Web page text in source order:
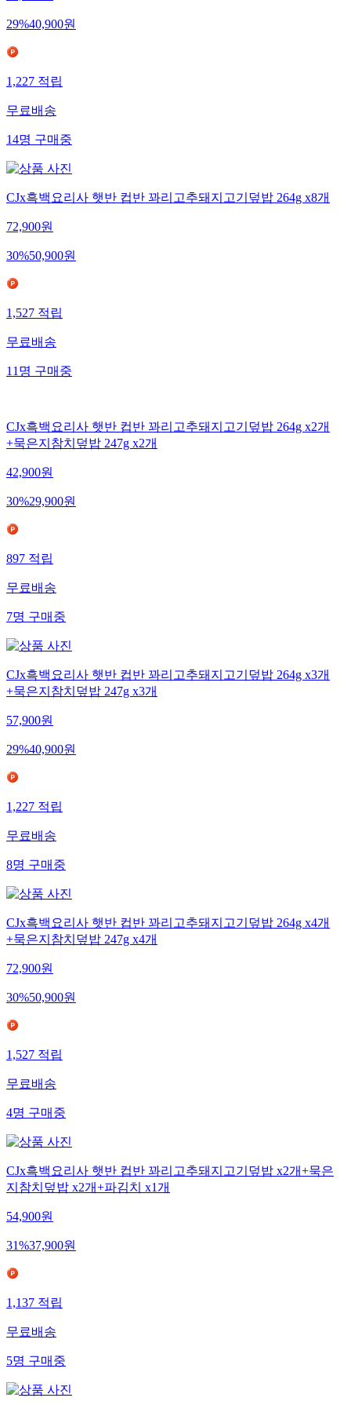
29%40,900원
1,227적립
무료배송
14명구매중
CJx흑백요리사 햇반 컵반 꽈리고추돼지고기덮밥 264g x8개
72,900원
30%50,900원
1,527적립
무료배송
11명구매중
CJx흑백요리사 햇반 컵반 꽈리고추돼지고기덮밥 264g x2개
+묵은지참치덮밥 247g x2개
42,900원
30%29,900원
897적립
무료배송
7명구매중
CJx흑백요리사 햇반 컵반 꽈리고추돼지고기덮밥 264g x3개
+묵은지참치덮밥 247g x3개
57,900원
29%40,900원
1,227적립
무료배송
8명구매중
CJx흑백요리사 햇반 컵반 꽈리고추돼지고기덮밥 264g x4개
+묵은지참치덮밥 247g x4개
72,900원
30%50,900원
1,527적립
무료배송
4명구매중
CJx흑백요리사 햇반 컵반 꽈리고추돼지고기덮밥 x2개+묵은
지참치덮밥 x2개+파김치 x1개
54,900원
31%37,900원
1,137적립
무료배송
5명구매중